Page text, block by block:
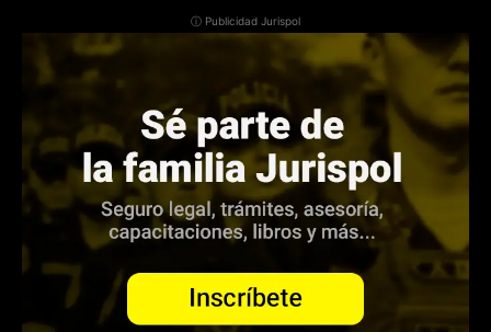
ⓘ Publicidad Jurispol